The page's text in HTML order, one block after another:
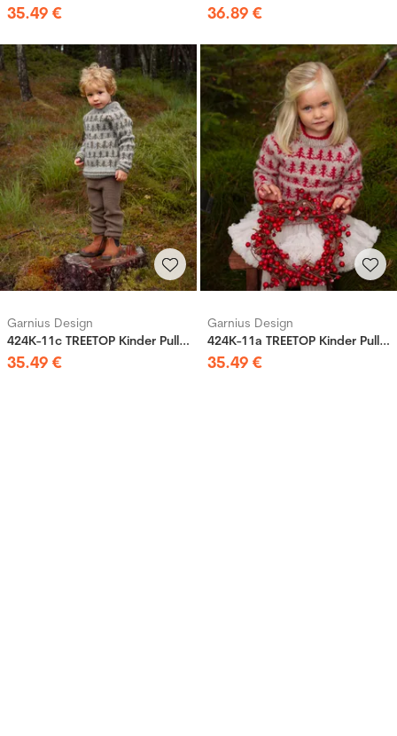
35.49 € 36.89 €
Garnius Design
424K-11c TREETOP Kinder Pullover
35.49 €
Garnius Design
424K-11a TREETOP Kinder Pullover
35.49 €